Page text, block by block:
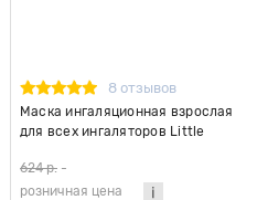
8 отзывов
Маска ингаляционная взрослая
для всех ингаляторов Little
624 р. -
розничная цена